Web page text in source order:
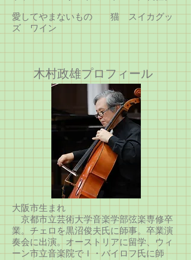
愛してやまないもの 猫 スイカグッ
ズ ワイン
​木村政雄プロフィール
大阪市生まれ
京都市立芸術大学音楽学部弦楽専修卒
業。チェロを黒沼俊夫氏に師事。卒業演
奏会に出演。オーストリアに留学、ウィ
ーン市立音楽院でＩ・バイロフ氏に師